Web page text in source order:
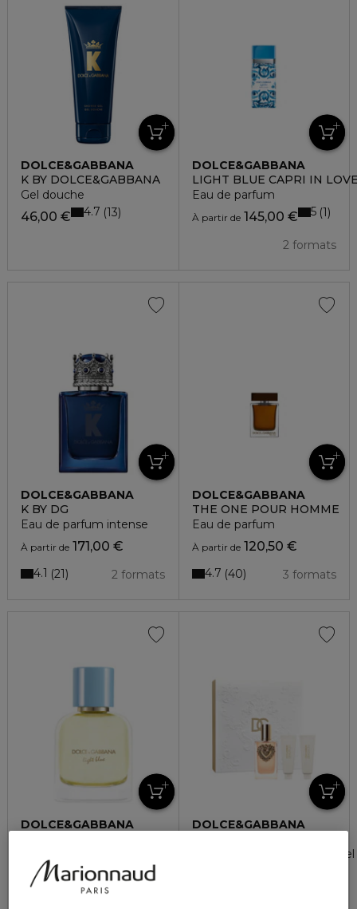
DOLCE&GABBANA
K BY DOLCE&GABBANA
Gel douche
46,00 € 4.7 13
DOLCE&GABBANA
LIGHT BLUE CAPRI IN
Eau de parfum
À partir de145,00 €
2 formats
5 1
DOLCE&GABBANA
K BY DG
Eau de parfum intense
À partir de 171,00 €
2 formats
4.1 21
DOLCE&GABBANA
THE ONE POUR HOMME
Eau de parfum
À partir de120,50 €
3 formats
4.7 40
DOLCE&GABBANA
À partir de120,50 €
DOLCE&GABBANA
Coffret - eau de parfum +